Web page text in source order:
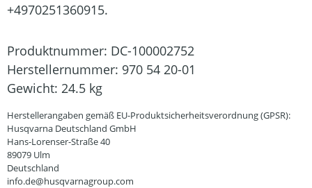
+4970251360915.
Produktnummer: DC-100002752
Herstellernummer: 970 54 20-01
Gewicht: 24.5 kg
Herstellerangaben gemäß EU-Produktsicherheitsverordnung (GPSR):
Husqvarna Deutschland GmbH
Hans-Lorenser-Straße 40
89079 Ulm
Deutschland
info.de@husqvarnagroup.com